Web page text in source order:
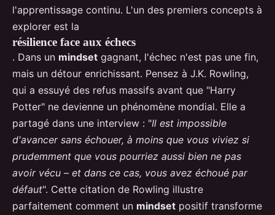
l'apprentissage continu. L'un des premiers concepts à
explorer est la
résilience face aux échecs
. Dans un mindset gagnant, l'échec n'est pas une fin,
mais un détour enrichissant. Pensez à J.K. Rowling,
qui a essuyé des refus massifs avant que "Harry
Potter" ne devienne un phénomène mondial. Elle a
partagé dans une interview : "Il est impossible
d'avancer sans échouer, à moins que vous viviez si
prudemment que vous pourriez aussi bien ne pas
avoir vécu – et dans ce cas, vous avez échoué par
défaut". Cette citation de Rowling illustre
parfaitement comment un mindset positif transforme